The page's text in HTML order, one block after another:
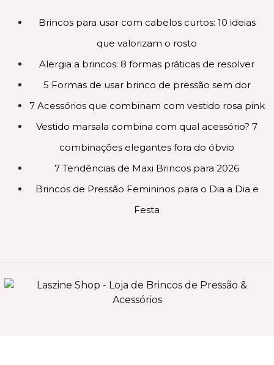
Brincos para usar com cabelos curtos: 10 ideias
que valorizam o rosto
Alergia a brincos: 8 formas práticas de resolver
5 Formas de usar brinco de pressão sem dor
7 Acessórios que combinam com vestido rosa pink
Vestido marsala combina com qual acessório? 7
combinações elegantes fora do óbvio
7 Tendências de Maxi Brincos para 2026
Brincos de Pressão Femininos para o Dia a Dia e
Festa